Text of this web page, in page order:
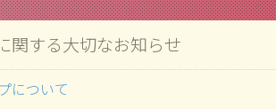
関する大切なお知らせ
について